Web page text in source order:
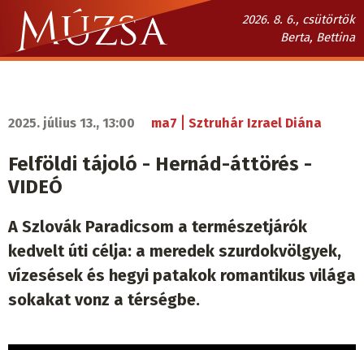
Ugrás
tartalomra
2026. 8. 6., csütörtök
Berta, Bettina
Múzsa.sk
2025. július 13., 13:00 ma7 Sztruhár Izrael Diána
Felföldi tájoló - Hernád-áttörés -
VIDEÓ
A Szlovák Paradicsom a természetjárók
kedvelt úti célja: a meredek szurdokvölgyek,
vízesések és hegyi patakok romantikus világa
sokakat vonz a térségbe.